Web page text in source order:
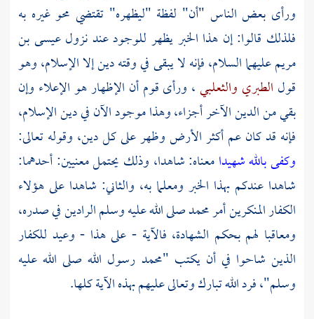
ورأى بعض الناس "أن" لفظة "ليظهره" تقتضي محو غيره به
فلذلك قالوا: إن هذا الخبر يظهر للوجود عند نزولعيسى بن
مريمعليهما السلام، فإنه لا يبقى في وقته دين إلا الإسلام، وهو
قول الطبري والثعلبي، ورأى قوم أن الإظهار هو الإعلاء وإن
بقي من الدين الآخر أجزاء، وهذا موجود الآن في دين الإسلام،
فإنه قد كان عم أكثر الأرض وظهر على كل دين، وقوله تعالى:
وكفى بالله شهيدامعناه: شاهدا، وذلك يحتمل معنيين: أحدهما:
شاهدا عندكم بهذا الخبر ومعلما به، والثاني: شاهدا على هؤلاء
الكفار المنكرين أمرمحمدصلى الله عليه وسلم الرادين في صدره،
ومعاقبا لهم بحكم الشهادة، فالآية - على هذا - وعيد للكفار
الذين شاحوا في أن يكتب "محمد رسول الله صلى الله عليه
وسلم"، فرد الله تبارك وتعالى عليهم بهذه الآية كلها.